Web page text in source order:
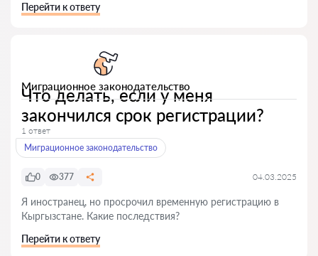
Перейти к ответу
Миграционное законодательство
Что делать, если у меня
закончился срок регистрации?
1 ответ
Миграционное законодательство
0 377 04.03.2025
Я иностранец, но просрочил временную регистрацию в
Кыргызстане. Какие последствия?
Перейти к ответу